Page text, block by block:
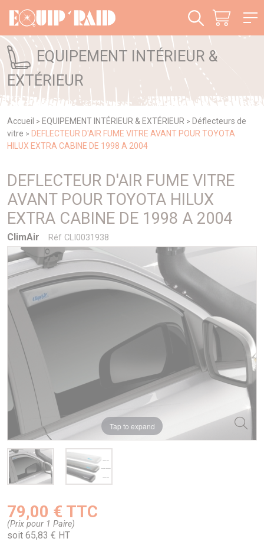
EQUIPEMENT INTÉRIEUR &
EXTÉRIEUR
Accueil > EQUIPEMENT INTÉRIEUR & EXTÉRIEUR > Déflecteurs de
vitre > DEFLECTEUR D'AIR FUME VITRE AVANT POUR TOYOTA
HILUX EXTRA CABINE DE 1998 A 2004
DEFLECTEUR D'AIR FUME VITRE
AVANT POUR TOYOTA HILUX
EXTRA CABINE DE 1998 A 2004
ClimAir Réf CLI0031938
Tap to expand
79,00 € TTC
(Prix pour 1 Paire)
soit 65,83 € HT
Panneau de gestion des cookies